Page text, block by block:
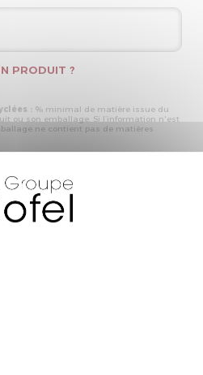
PRODUIT ?
: % minimal de matière issue du
ou son emballage. Si l’information n'est
ne contient pas de matières
mis en œuvre représente plus de 50
recyclable » : la matière recyclée
mis en œuvre représente plus de 95
à ECOMAISON et CITEO (Eco
annuelle de nos produits.